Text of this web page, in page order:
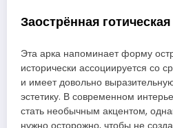
Заострённая
Эта арка напоминает форму
исторически ассоциируется со
и имеет довольно
эстетику. В современном
стать необычным акцентом,